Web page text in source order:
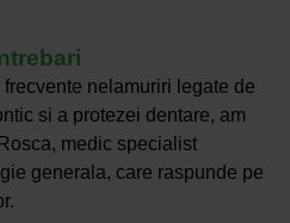
nelamuriri legate de
si a protezei dentare, am
medic specialist
generala, care raspunde pe